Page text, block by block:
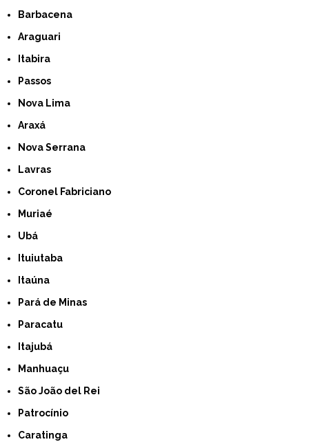
Barbacena
Araguari
Itabira
Passos
Nova Lima
Araxá
Nova Serrana
Lavras
Coronel Fabriciano
Muriaé
Ubá
Ituiutaba
Itaúna
Pará de Minas
Paracatu
Itajubá
Manhuaçu
São João del Rei
Patrocínio
Caratinga